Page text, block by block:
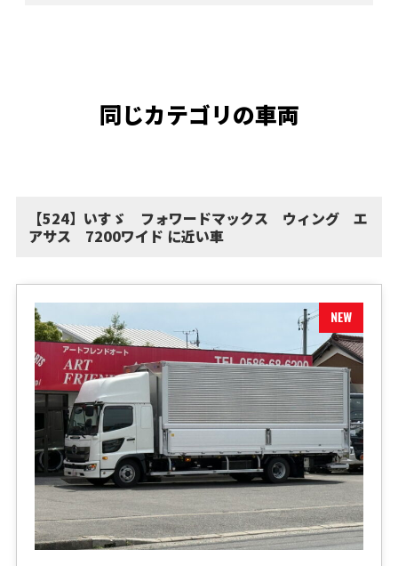
同じカテゴリの車両
【524】いすゞ フォワードマックス ウィング エ
アサス 7200ワイド に近い車